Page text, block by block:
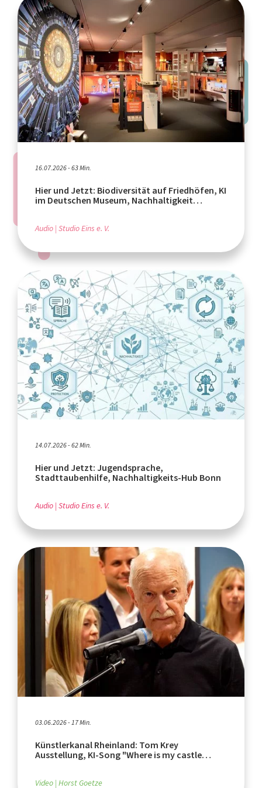
16.07.2026 - 63 Min.
Hier und Jetzt: Biodiversität auf Friedhöfen, KI
im Deutschen Museum, Nachhaltigkeit
Audio Studio Eins e. V.
14.07.2026 - 62 Min.
Hier und Jetzt: Jugendsprache,
Stadttaubenhilfe, Nachhaltigkeits-Hub Bonn
Audio Studio Eins e. V.
03.06.2026 - 17 Min.
Künstlerkanal Rheinland: Tom Krey
Ausstellung, KI-Song "Where is my castle
Video Horst Goetze